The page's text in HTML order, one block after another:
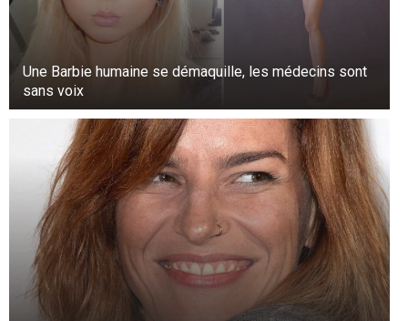
Une Barbie humaine se démaquille, les médecins sont
sans voix